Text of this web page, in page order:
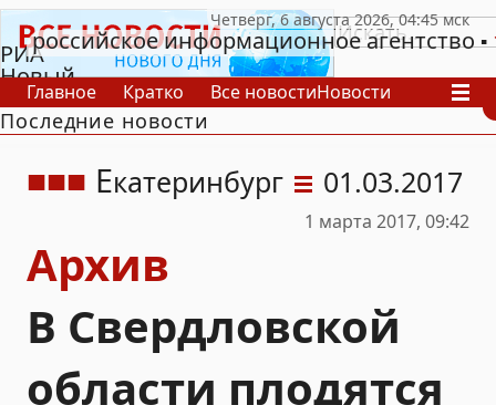
РИА
Новый
День
российское информационное агентство
Главное Кратко Все новостиНовости
В России
В мире
Последние новости
Екатеринбург 01.03.2017
1 марта 2017, 09:42
Архив
В Свердловской
области плодятся